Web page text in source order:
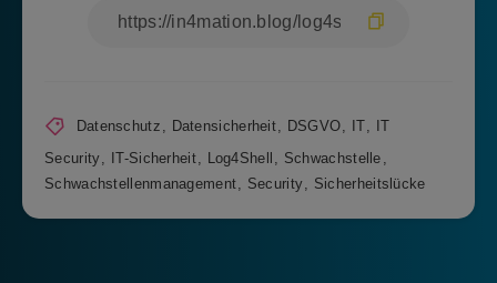
Datenschutz , Datensicherheit, DSGVO, IT,
IT
Security
IT-Sicherheit Log4Shell Schwachstelle
Schwachstellenmanagement
Security Sicherheitslücke